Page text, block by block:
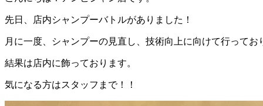
先日、店内シャンプーバトルがありました！
月に一度、シャンプーの見直し、技術向上に向けて行ってお
結果は店内に飾っております。
気になる方はスタッフまで！！